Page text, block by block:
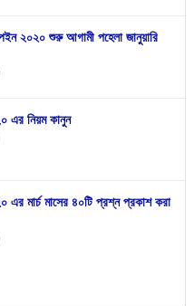
২০২০ শুরু আগামী পহেলা জানুয়ারি
এর নিয়ম কানুন
মার্চ মাসের ৪০টি প্রশ্ন প্রকাশ করা